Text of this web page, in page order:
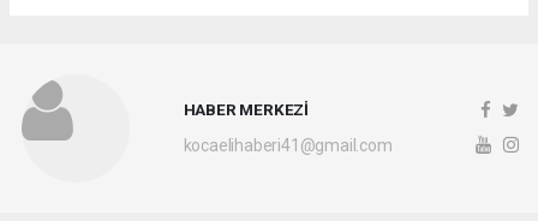
HABER MERKEZİ
kocaelihaberi41@gmail.com